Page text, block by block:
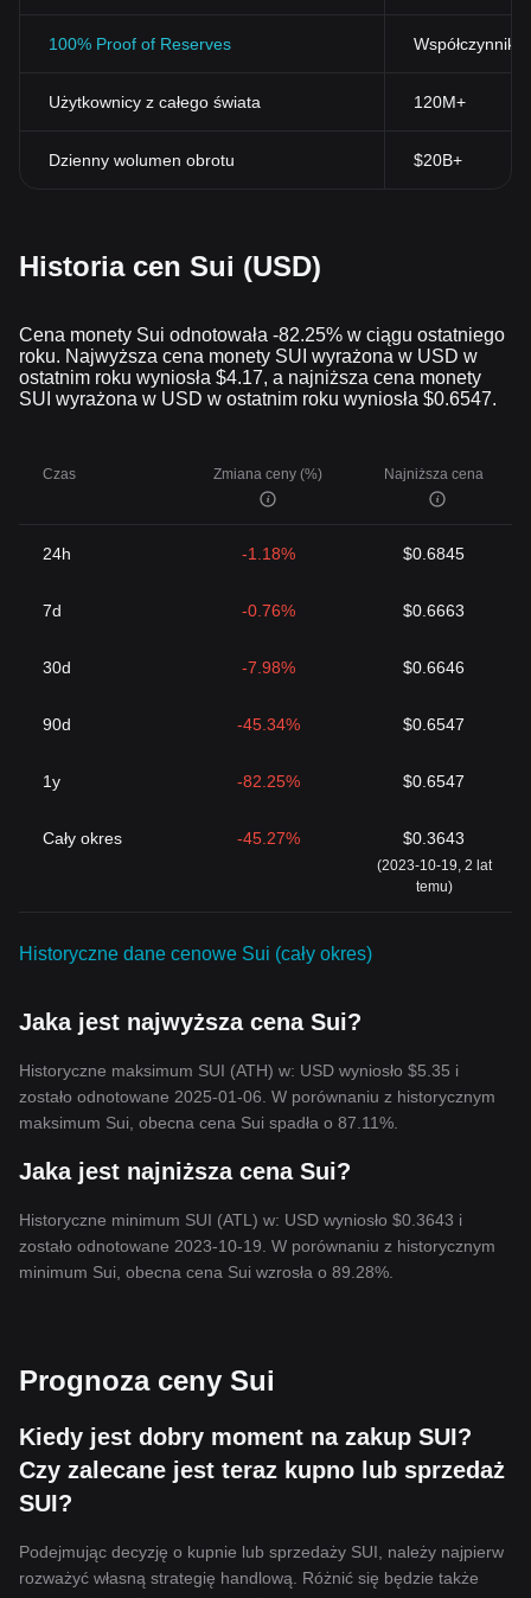
100% Proof of Reserves Współczynnik
Użytkownicy z całego świata 120M+
Dzienny wolumen obrotu $20B+
Historia cen Sui (USD)
Cena monety Sui odnotowała -82.25% w ciągu ostatniego
roku. Najwyższa cena monety SUI wyrażona w USD w
ostatnim roku wyniosła $4.17, a najniższa cena monety
SUI wyrażona w USD w ostatnim roku wyniosła $0.6547.
Czas Zmiana ceny (%) Najniższa cena
24h -1.18% $0.6845
7d -0.76% $0.6663
30d -7.98% $0.6646
90d -45.34% $0.6547
1y -82.25% $0.6547
Cały okres -45.27% $0.3643
(2023-10-19, 2 lat
temu)
Historyczne dane cenowe Sui (cały okres)
Jaka jest najwyższa cena Sui?
Historyczne maksimum SUI (ATH) w: USD wyniosło $5.35 i
zostało odnotowane 2025-01-06. W porównaniu z historycznym
maksimum Sui, obecna cena Sui spadła o 87.11%.
Jaka jest najniższa cena Sui?
Historyczne minimum SUI (ATL) w: USD wyniosło $0.3643 i
zostało odnotowane 2023-10-19. W porównaniu z historycznym
minimum Sui, obecna cena Sui wzrosła o 89.28%.
Prognoza ceny Sui
Kiedy jest dobry moment na zakup SUI?
Czy zalecane jest teraz kupno lub sprzedaż
SUI?
Podejmując decyzję o kupnie lub sprzedaży SUI, należy najpierw
rozważyć własną strategię handlową. Różnić się będzie także